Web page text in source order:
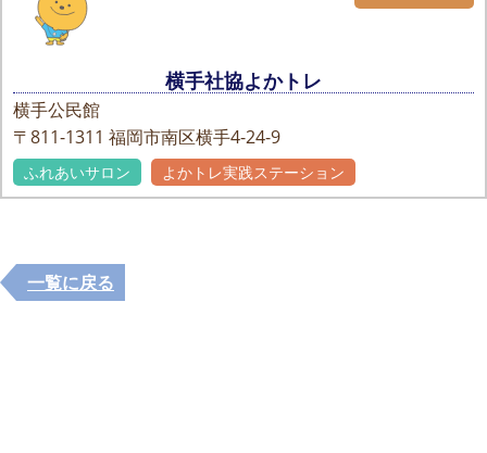
横手社協よかトレ
横手公民館
〒811-1311 福岡市南区横手4-24-9
ふれあいサロン よかトレ実践ステーション
一覧に戻る